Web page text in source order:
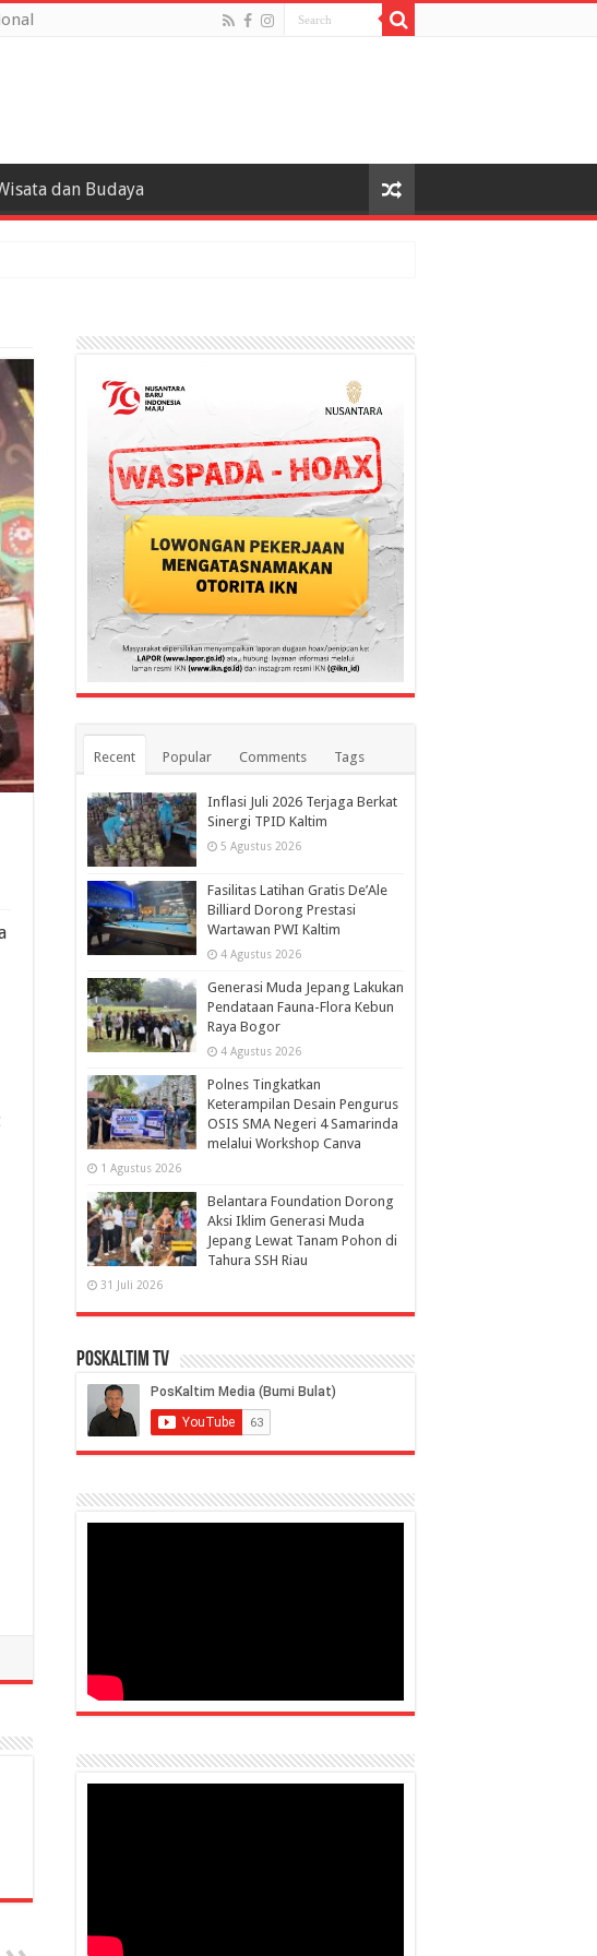
dan Budaya
Recent Popular Comments Tags
Inflasi Juli 2026 Terjaga Berkat
Sinergi TPID Kaltim
5 Agustus 2026
Fasilitas Latihan Gratis De’Ale
Billiard Dorong Prestasi
Wartawan PWI Kaltim
4 Agustus 2026
Generasi Muda Jepang Lakukan
Pendataan Fauna-Flora Kebun
Raya Bogor
4 Agustus 2026
Polnes Tingkatkan
Keterampilan Desain Pengurus
OSIS SMA Negeri 4 Samarinda
melalui Workshop Canva
1 Agustus 2026
Belantara Foundation Dorong
Aksi Iklim Generasi Muda
Jepang Lewat Tanam Pohon di
Tahura SSH Riau
31 Juli 2026
PosKaltim TV